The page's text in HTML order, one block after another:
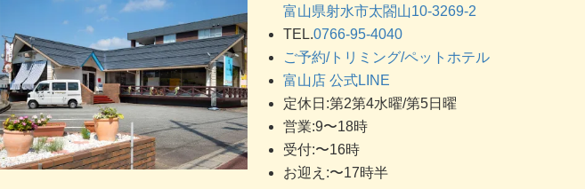
富山県射水市太閤山10-3269-2
TEL.0766-95-4040
ご予約/トリミング/ペットホテル
富山店 公式LINE
定休日:第2第4水曜/第5日曜
営業:9〜18時
受付:〜16時
お迎え:〜17時半